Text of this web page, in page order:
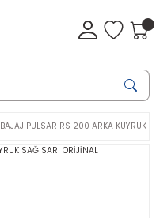
BAJAJ PULSAR RS 200 ARKA KUYRUK